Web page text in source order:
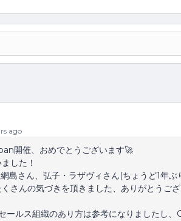
ago
開催、おめでとうございます🚀
した！
島さん、弘子・ラザヴィさん(ちょうど1年ぶ
さんの気づきを頂きました、ありがとうござ
ールス組織のあり方は参考になりましたし、